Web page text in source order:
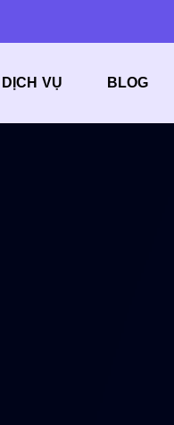
DỊCH VỤ BLOG